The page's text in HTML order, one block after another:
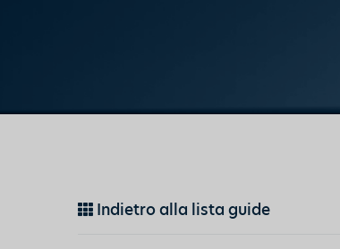
Indietro alla lista guide